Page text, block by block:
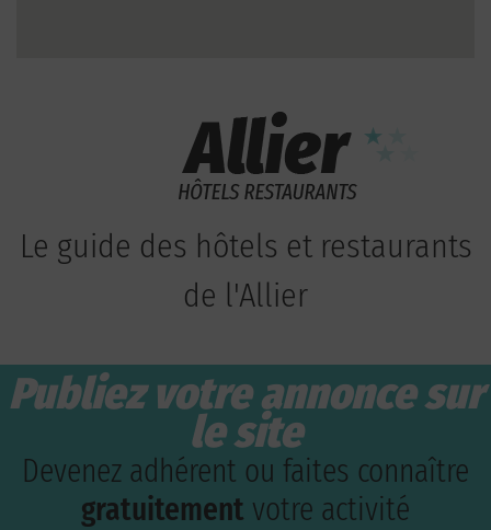
Le guide des hôtels et restaurants
de l'Allier
Publiez votre annonce sur
le site
Devenez adhérent ou faites connaître
gratuitement votre activité